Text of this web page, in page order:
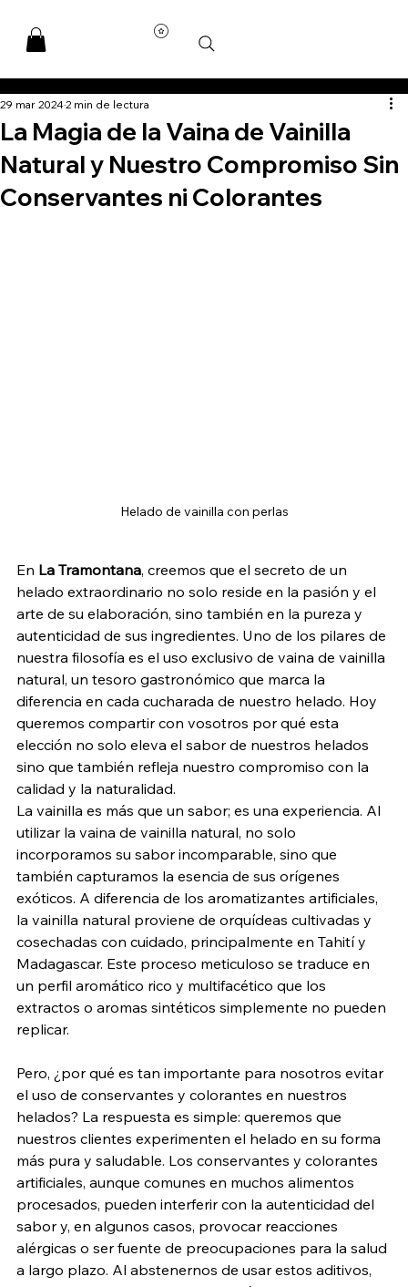
La Magia de la Vaina de Vainilla
Natural y Nuestro Compromiso Sin
Conservantes ni Colorantes
29 mar 20242 min de lectura
Helado de vainilla con perlas
En La Tramontana, creemos que el secreto de un
helado extraordinario no solo reside en la pasión y el
arte de su elaboración, sino también en la pureza y
autenticidad de sus ingredientes. Uno de los pilares de
nuestra filosofía es el uso exclusivo de vaina de vainilla
natural, un tesoro gastronómico que marca la
diferencia en cada cucharada de nuestro helado. Hoy
queremos compartir con vosotros por qué esta
elección no solo eleva el sabor de nuestros helados
sino que también refleja nuestro compromiso con la
calidad y la naturalidad.
La vainilla es más que un sabor; es una experiencia. Al
utilizar la vaina de vainilla natural, no solo
incorporamos su sabor incomparable, sino que
también capturamos la esencia de sus orígenes
exóticos. A diferencia de los aromatizantes artificiales,
la vainilla natural proviene de orquídeas cultivadas y
cosechadas con cuidado, principalmente en Tahití y
Madagascar. Este proceso meticuloso se traduce en
un perfil aromático rico y multifacético que los
extractos o aromas sintéticos simplemente no pueden
replicar.
Pero, ¿por qué es tan importante para nosotros evitar
el uso de conservantes y colorantes en nuestros
helados? La respuesta es simple: queremos que
nuestros clientes experimenten el helado en su forma
más pura y saludable. Los conservantes y colorantes
artificiales, aunque comunes en muchos alimentos
procesados, pueden interferir con la autenticidad del
sabor y, en algunos casos, provocar reacciones
alérgicas o ser fuente de preocupaciones para la salud
a largo plazo. Al abstenernos de usar estos aditivos,